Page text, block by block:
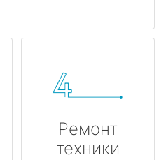
Ремонт
техники